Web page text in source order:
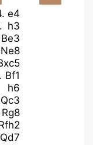
e4
h3
Be3
Ne8
Bf1
h6
Qc3
Rg8
Qd7